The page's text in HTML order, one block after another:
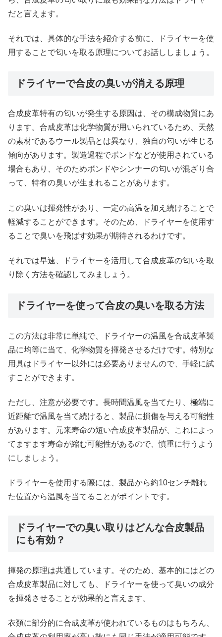
だと言えます。
それでは、具体的な手法を紹介する前に、ドライヤーを使
用することで匂いを取る原理についてお話ししましょう。
ドライヤーで合皮の臭いが消える原理
合成皮革特有の匂いが発生する原因は、その構成物質にあ
ります。合成皮革は化学物質が用いられているため、天然
の素材であるウール製品とは異なり、独自の匂いが生じる
傾向があります。製造過程でボンドなどが使用されている
場合もあり、そのためボンドやシンナーの匂いが混ざり合
って、特有の臭いが生まれることがあります。
この臭いは揮発性があり、一定の高温を加え続けることで
軽減することができます。そのため、ドライヤーを使用す
ることで臭いを飛ばす効果が期待されるわけです。
それでは早速、ドライヤーを活用して合成皮革の匂いを取
り除く方法を確認してみましょう。
ドライヤーを使って合皮の臭いを取る方法
この方法は非常に単純で、ドライヤーの温風を合成皮革製
品に均等に当て、化学物質を揮発させるだけです。特別な
用具はドライヤー以外には必要ありませんので、手軽に試
すことができます。
ただし、注意が必要です。長時間温風を当てたり、極端に
近距離で温風を当て続けると、製品に損傷を与える可能性
があります。元来寿命の短い合成皮革製品が、これによっ
てますます寿命が縮む可能性があるので、慎重に行うよう
にしましょう。
ドライヤーを使用する際には、製品から約10センチ離れ
た位置から温風を当てることがポイントです。
ドライヤーでの臭い取りはどんな合皮製品
にも有効？
揮発の原理は共通しています。そのため、基本的にはどの
合成皮革製品に対しても、ドライヤーを使って臭いの成分
を揮発させることが効果的と言えます。
衣類に部分的に合成皮革が使われているものはもちろん、